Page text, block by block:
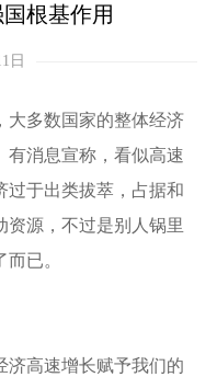
根基作用
日
大多数国家的整体经济
有消息宣称，看似高速
过于出类拔萃，占据和
资源，不过是别人锅里
已。
高速增长赋予我们的